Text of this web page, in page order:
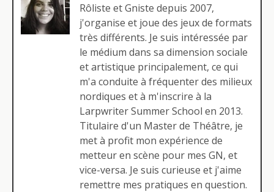
Rôliste et Gniste depuis 2007,
j'organise et joue des jeux de formats
très différents. Je suis intéressée par
le médium dans sa dimension sociale
et artistique principalement, ce qui
m'a conduite à fréquenter des milieux
nordiques et à m'inscrire à la
Larpwriter Summer School en 2013.
Titulaire d'un Master de Théâtre, je
met à profit mon expérience de
metteur en scène pour mes GN, et
vice-versa. Je suis curieuse et j'aime
remettre mes pratiques en question.